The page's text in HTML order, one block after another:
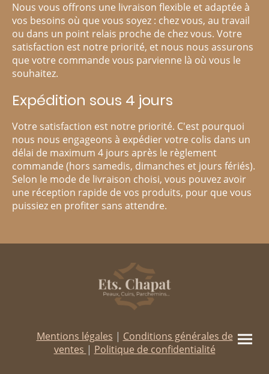
Nous vous offrons une livraison flexible et adaptée à
vos besoins où que vous soyez : chez vous, au travail
ou dans un point relais proche de chez vous. Votre
satisfaction est notre priorité, et nous nous assurons
que votre commande vous parvienne là où vous le
souhaitez.
Expédition sous 4 jours
Votre satisfaction est notre priorité. C'est pourquoi
nous nous engageons à expédier votre colis dans un
délai de maximum 4 jours après le règlement
commande (hors samedis, dimanches et jours fériés).
Selon le mode de livraison choisi, vous pouvez avoir
une réception rapide de vos produits, pour que vous
puissiez en profiter sans attendre.
Mentions légales | Conditions générales de
ventes | Politique de confidentialité